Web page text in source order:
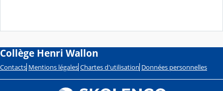
Collège Henri Wallon
Contacts Mentions légales Chartes d'utilisation Données personnelles